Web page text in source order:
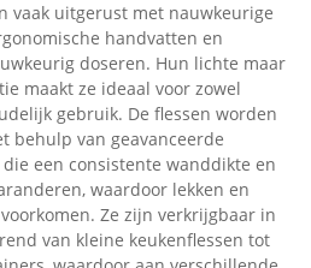
vaak uitgerust met nauwkeurige
handvatten en
doseren. Hun lichte maar
maakt ze ideaal voor zowel
gebruik. De flessen worden
behulp van geavanceerde
een consistente wanddikte en
waardoor lekken en
Ze zijn verkrijgbaar in
van kleine keukenflessen tot